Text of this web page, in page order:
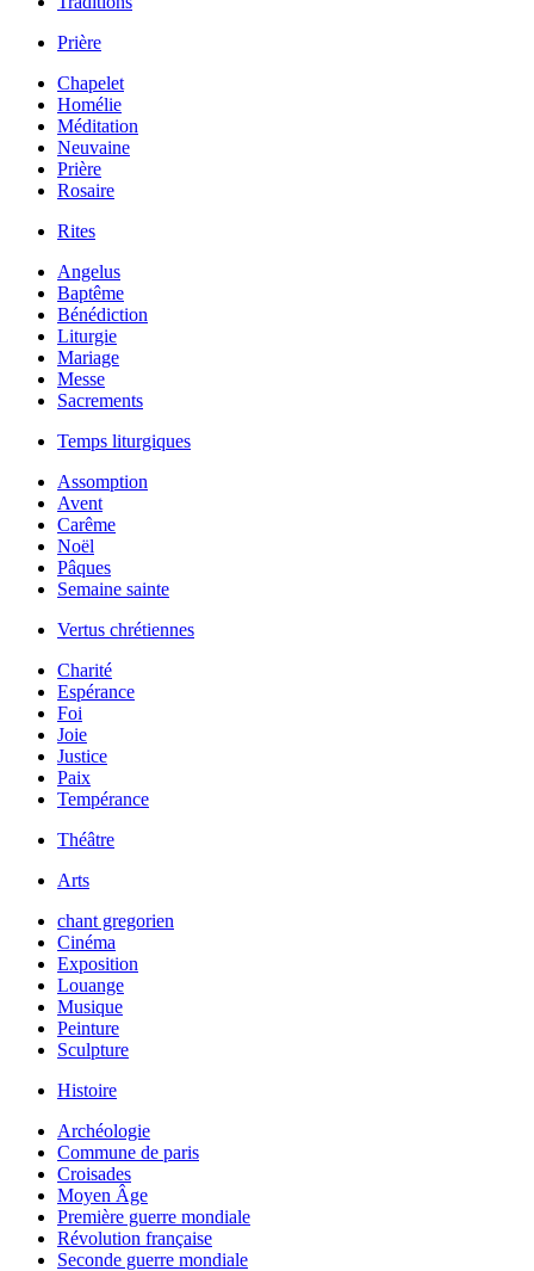
Prière
Chapelet
Homélie
Méditation
Neuvaine
Prière
Rosaire
Rites
Angelus
Baptême
Bénédiction
Liturgie
Mariage
Messe
Sacrements
Temps liturgiques
Assomption
Avent
Carême
Noël
Pâques
Semaine sainte
Vertus chrétiennes
Charité
Espérance
Foi
Joie
Justice
Paix
Tempérance
Théâtre
Arts
chant gregorien
Cinéma
Exposition
Louange
Musique
Peinture
Sculpture
Histoire
Archéologie
Commune de paris
Croisades
Moyen Âge
Première guerre mondiale
Révolution française
Seconde guerre mondiale